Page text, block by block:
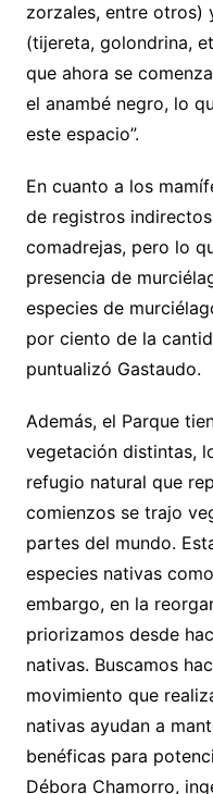
zorzales, entre otros)
(tijereta, golondrina,
que ahora se
el anambé negro, lo
este espacio”.
En cuanto a los
de registros
comadrejas, pero lo
presencia de
especies de
por ciento de la
puntualizó Gastaudo.
Además, el Parque
vegetación distintas,
refugio natural que
comienzos se trajo
partes del mundo.
especies nativas
embargo, en la
priorizamos desde
nativas. Buscamos
movimiento que
nativas ayudan a
benéficas para
Débora Chamorro,